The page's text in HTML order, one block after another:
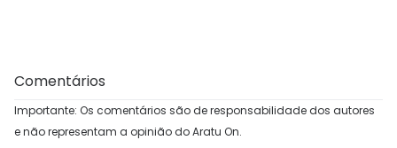
Comentários
Importante: Os comentários são de responsabilidade dos autores
e não representam a opinião do Aratu On.